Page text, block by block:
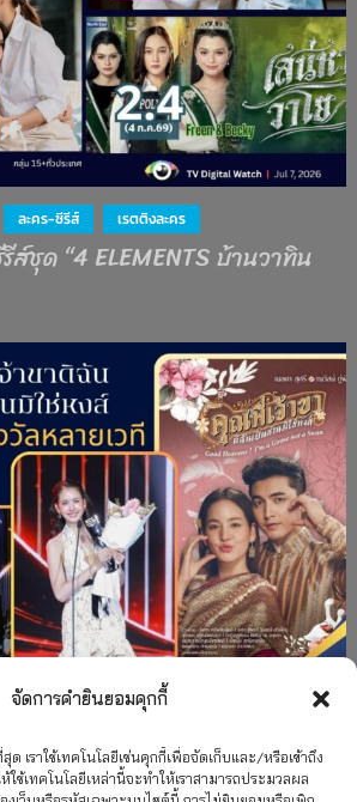
จัดการคำยินยอมคุกกี้
เราใช้เทคโนโลยีเช่นคุกกี้เพื่อจัดเก็บและ/หรือเข้าถึง
ช้เทคโนโลยีเหล่านี้จะทำให้เราสามารถประมวลผล
ละคร-ซีรีส์ เรตติงละคร
ส์ชุด “4 ELEMENTS บ้านวาทิน
เป็นห่านมิใช่หงส์” กวาดรางวัล